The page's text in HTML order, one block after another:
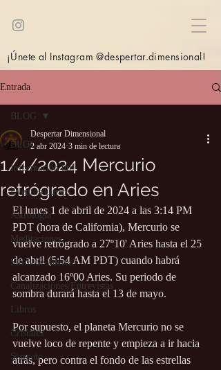
¡Únete al Instagram @despertar.dimensional!
Entrada
BLOG
Información útil
Eventos/Cursos
Astrología
Meditaciones
Sitios de interés
Canalizaciones/Entrevistas
Libros
Cristales
Stargate
BLOG
1/4/2024 Mercurio
retrógrado en Aries
Despertar Dimensional
2 abr 2024 3 min de lectura
El lunes 1 de abril de 2024 a las 3:14 PM
PDT (hora de California), Mercurio se
vuelve retrógrado a 27º10' Aries hasta el 25
de abril (5:54 AM PDT) cuando habrá
alcanzado 16º00 Aries. Su periodo de
sombra durará hasta el 13 de mayo.
Por supuesto, el planeta Mercurio no se
vuelve loco de repente y empieza a ir hacia
atrás, pero contra el fondo de las estrellas